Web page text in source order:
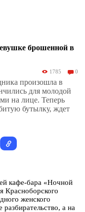
брошенной в
1785 0
произошла в
для молодой
на лице. Теперь
бутылку, ждет
кафе-бара «Ночной
Красноборского
женского
разбирательство, а на